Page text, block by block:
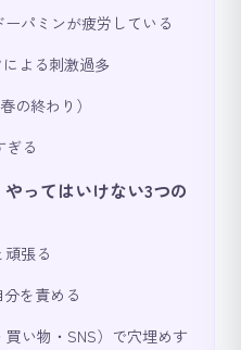
パミンが疲労している
よる刺激過多
の終わり）
ぎる
やってはいけない3つの
張る
を責める
い物・SNS）で穴埋めす